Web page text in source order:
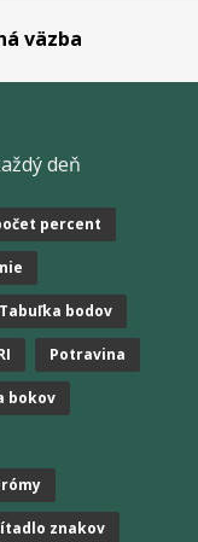
väzba
deň
percent
Tabuľka bodov
Potravina
bokov
znakov